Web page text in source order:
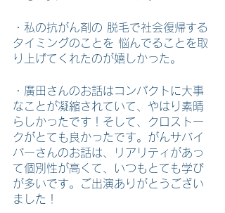
・私の抗がん剤の 脱毛で社会復帰する
タイミングのことを 悩んでることを取
り上げてくれたのが嬉しかった。
・廣田さんのお話はコンパクトに大事
なことが凝縮されていて、やはり素晴
らしかったです！そして、クロストー
クがとても良かったです。がんサバイ
バーさんのお話は、リアリティがあっ
て個別性が高くて、いつもとても学び
が多いです。ご出演ありがとうござい
ました！